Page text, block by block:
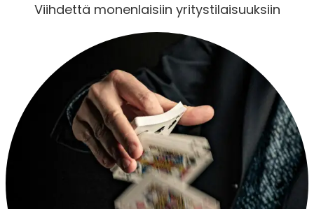
Viihdettä monenlaisiin yritystilaisuuksiin